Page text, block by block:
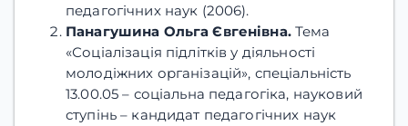
педагогічних наук (2006).
Панагушина Ольга Євгенівна.Тема
«Соціалізація підлітків у діяльності
молодіжних організацій», спеціальність
13.00.05 – соціальна педагогіка, науковий
ступінь – кандидат педагогічних наук